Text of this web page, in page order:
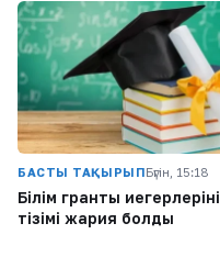
БАСТЫ ТАҚЫРЫПБүгін, 15:18
Білім гранты иегерлерінің
тізімі жария болды